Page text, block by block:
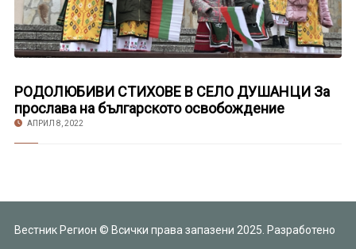
РОДОЛЮБИВИ СТИХОВЕ В СЕЛО ДУШАНЦИ За
прослава на българското освобождение
АПРИЛ 8, 2022
Вестник Регион © Всички права запазени 2025. Разработено